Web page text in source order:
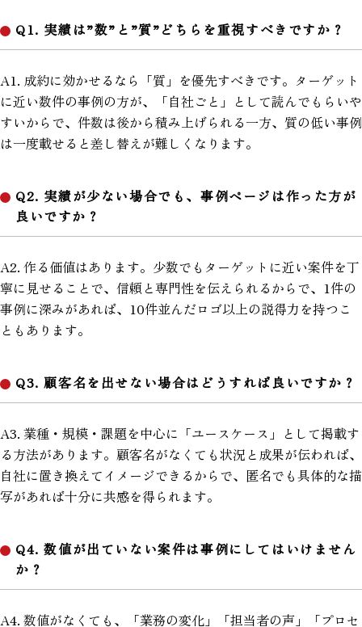
Q1. 実績は”数”と”質”どちらを重視すべきですか？
A1. 成約に効かせるなら「質」を優先すべきです。ターゲット
に近い数件の事例の方が、「自社ごと」として読んでもらいや
すいからで、件数は後から積み上げられる一方、質の低い事例
は一度載せると差し替えが難しくなります。
Q2. 実績が少ない場合でも、事例ページは作った方が
良いですか？
A2. 作る価値はあります。少数でもターゲットに近い案件を丁
寧に見せることで、信頼と専門性を伝えられるからで、1件の
事例に深みがあれば、10件並んだロゴ以上の説得力を持つこ
ともあります。
Q3. 顧客名を出せない場合はどうすれば良いですか？
A3. 業種・規模・課題を中心に「ユースケース」として掲載す
る方法があります。顧客名がなくても状況と成果が伝われば、
自社に置き換えてイメージできるからで、匿名でも具体的な描
写があれば十分に共感を得られます。
Q4. 数値が出ていない案件は事例にしてはいけません
か？
A4. 数値がなくても、「業務の変化」「担当者の声」「プロセ